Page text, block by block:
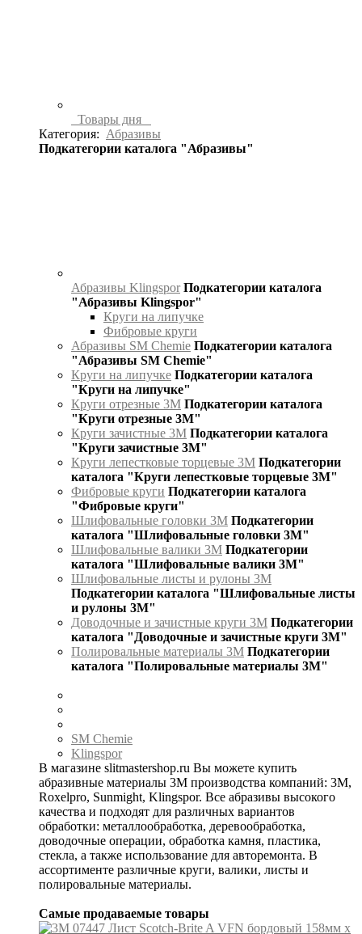
Товары дня
Категория: Абразивы
Подкатегории каталога "Абразивы"
Абразивы Klingspor Подкатегории каталога
"Абразивы Klingspor"
Круги на липучке
Фибровые круги
Абразивы SM Chemie Подкатегории каталога
"Абразивы SM Chemie"
Круги на липучке Подкатегории каталога
"Круги на липучке"
Круги отрезные 3М Подкатегории каталога
"Круги отрезные 3М"
Круги зачистные 3М Подкатегории каталога
"Круги зачистные 3М"
Круги лепестковые торцевые 3М Подкатегории
каталога "Круги лепестковые торцевые 3М"
Фибровые круги Подкатегории каталога
"Фибровые круги"
Шлифовальные головки 3М Подкатегории
каталога "Шлифовальные головки 3М"
Шлифовальные валики 3М Подкатегории
каталога "Шлифовальные валики 3М"
Шлифовальные листы и рулоны 3М
Подкатегории каталога "Шлифовальные листы
и рулоны 3М"
Доводочные и зачистные круги 3М Подкатегории
каталога "Доводочные и зачистные круги 3М"
Полировальные материалы 3М Подкатегории
каталога "Полировальные материалы 3М"
SM Chemie
Klingspor
В магазине slitmastershop.ru Вы можете купить
абразивные материалы 3М производства компаний: 3М,
Roxelpro, Sunmight, Klingspor. Все абразивы высокого
качества и подходят для различных вариантов
обработки: металлообработка, деревообработка,
доводочные операции, обработка камня, пластика,
стекла, а также использование для авторемонта. В
ассортименте различные круги, валики, листы и
полировальные материалы.
Самые продаваемые товары